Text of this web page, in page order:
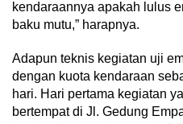
kendaraannya apakah lulus
baku mutu,” harapnya.
Adapun teknis kegiatan uji
dengan kuota kendaraan
hari. Hari pertama kegiatan
bertempat di Jl. Gedung